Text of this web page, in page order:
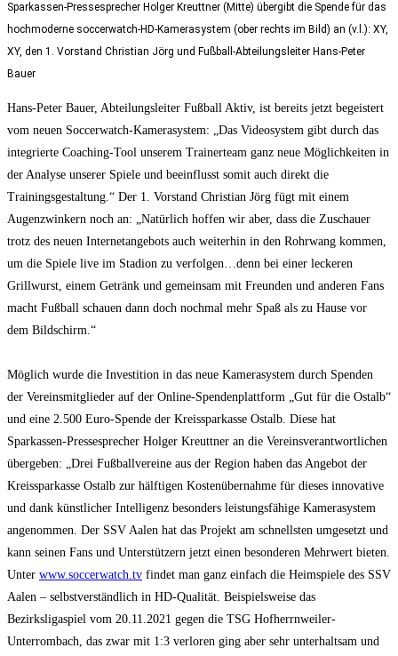
Sparkassen-Pressesprecher Holger Kreuttner (Mitte) übergibt die Spende für das
hochmoderne soccerwatch-HD-Kamerasystem (ober rechts im Bild) an (v.l.): XY,
XY, den 1. Vorstand Christian Jörg und Fußball-Abteilungsleiter Hans-Peter
Bauer
Hans-Peter Bauer, Abteilungsleiter Fußball Aktiv, ist bereits jetzt begeistert
vom neuen Soccerwatch-Kamerasystem: „Das Videosystem gibt durch das
integrierte Coaching-Tool unserem Trainerteam ganz neue Möglichkeiten in
der Analyse unserer Spiele und beeinflusst somit auch direkt die
Trainingsgestaltung.“ Der 1. Vorstand Christian Jörg fügt mit einem
Augenzwinkern noch an: „Natürlich hoffen wir aber, dass die Zuschauer
trotz des neuen Internetangebots auch weiterhin in den Rohrwang kommen,
um die Spiele live im Stadion zu verfolgen…denn bei einer leckeren
Grillwurst, einem Getränk und gemeinsam mit Freunden und anderen Fans
macht Fußball schauen dann doch nochmal mehr Spaß als zu Hause vor
dem Bildschirm.“
Möglich wurde die Investition in das neue Kamerasystem durch Spenden
der Vereinsmitglieder auf der Online-Spendenplattform „Gut für die Ostalb“
und eine 2.500 Euro-Spende der Kreissparkasse Ostalb. Diese hat
Sparkassen-Pressesprecher Holger Kreuttner an die Vereinsverantwortlichen
übergeben: „Drei Fußballvereine aus der Region haben das Angebot der
Kreissparkasse Ostalb zur hälftigen Kostenübernahme für dieses innovative
und dank künstlicher Intelligenz besonders leistungsfähige Kamerasystem
angenommen. Der SSV Aalen hat das Projekt am schnellsten umgesetzt und
kann seinen Fans und Unterstützern jetzt einen besonderen Mehrwert bieten.
Unter www.soccerwatch.tv findet man ganz einfach die Heimspiele des SSV
Aalen – selbstverständlich in HD-Qualität. Beispielsweise das
Bezirksligaspiel vom 20.11.2021 gegen die TSG Hofherrnweiler-
Unterrombach, das zwar mit 1:3 verloren ging aber sehr unterhaltsam und